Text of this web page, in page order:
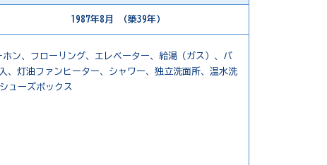
1987年8月 （築39年）
ン、フローリング、エレベーター、給湯（ガス）、バ
、灯油ファンヒーター、シャワー、独立洗面所、温水洗
ューズボックス